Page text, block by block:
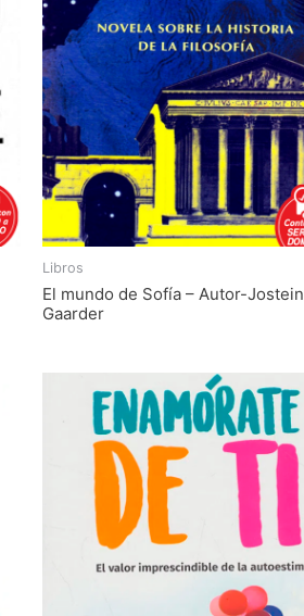
Libros
El mundo de Sofía – Autor-Jostein
Gaarder